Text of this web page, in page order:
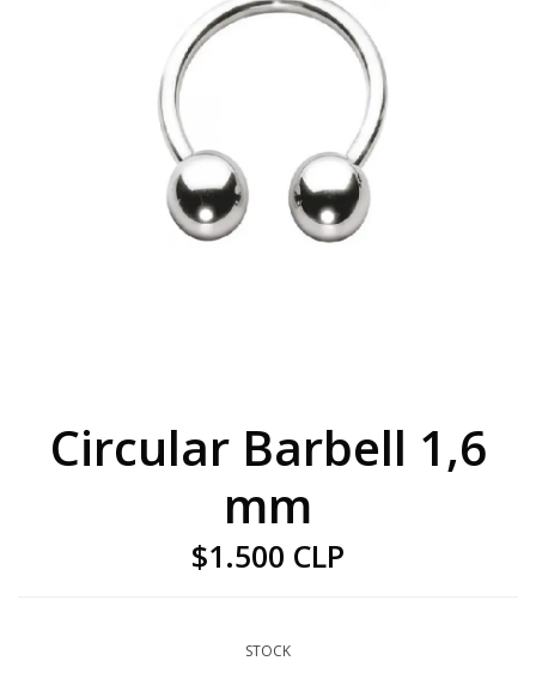
Circular Barbell 1,6
mm
$1.500 CLP
STOCK